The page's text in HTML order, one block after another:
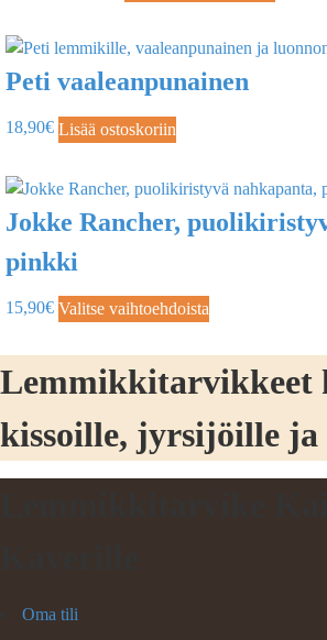
Peti vaaleanpunainen
18,90€ Lisää ostoskoriin
Jokke Rancher,
pinkki
15,90€ Valitse vaihtoehdoista
Lemmikkitarvikkeet
kissoille, jyrsijöille
Oma tili